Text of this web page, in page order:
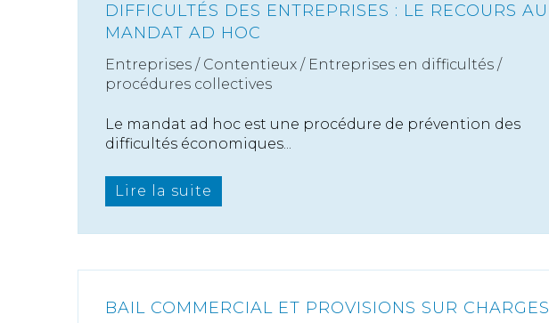
DIFFICULTÉS DES ENTREPRISES : LE RECOURS AU
MANDAT AD HOC
Entreprises / Contentieux / Entreprises en difficultés /
procédures collectives
Le mandat ad hoc est une procédure de prévention des
difficultés économiques...
Lire la suite
BAIL COMMERCIAL ET PROVISIONS SUR CHARGES